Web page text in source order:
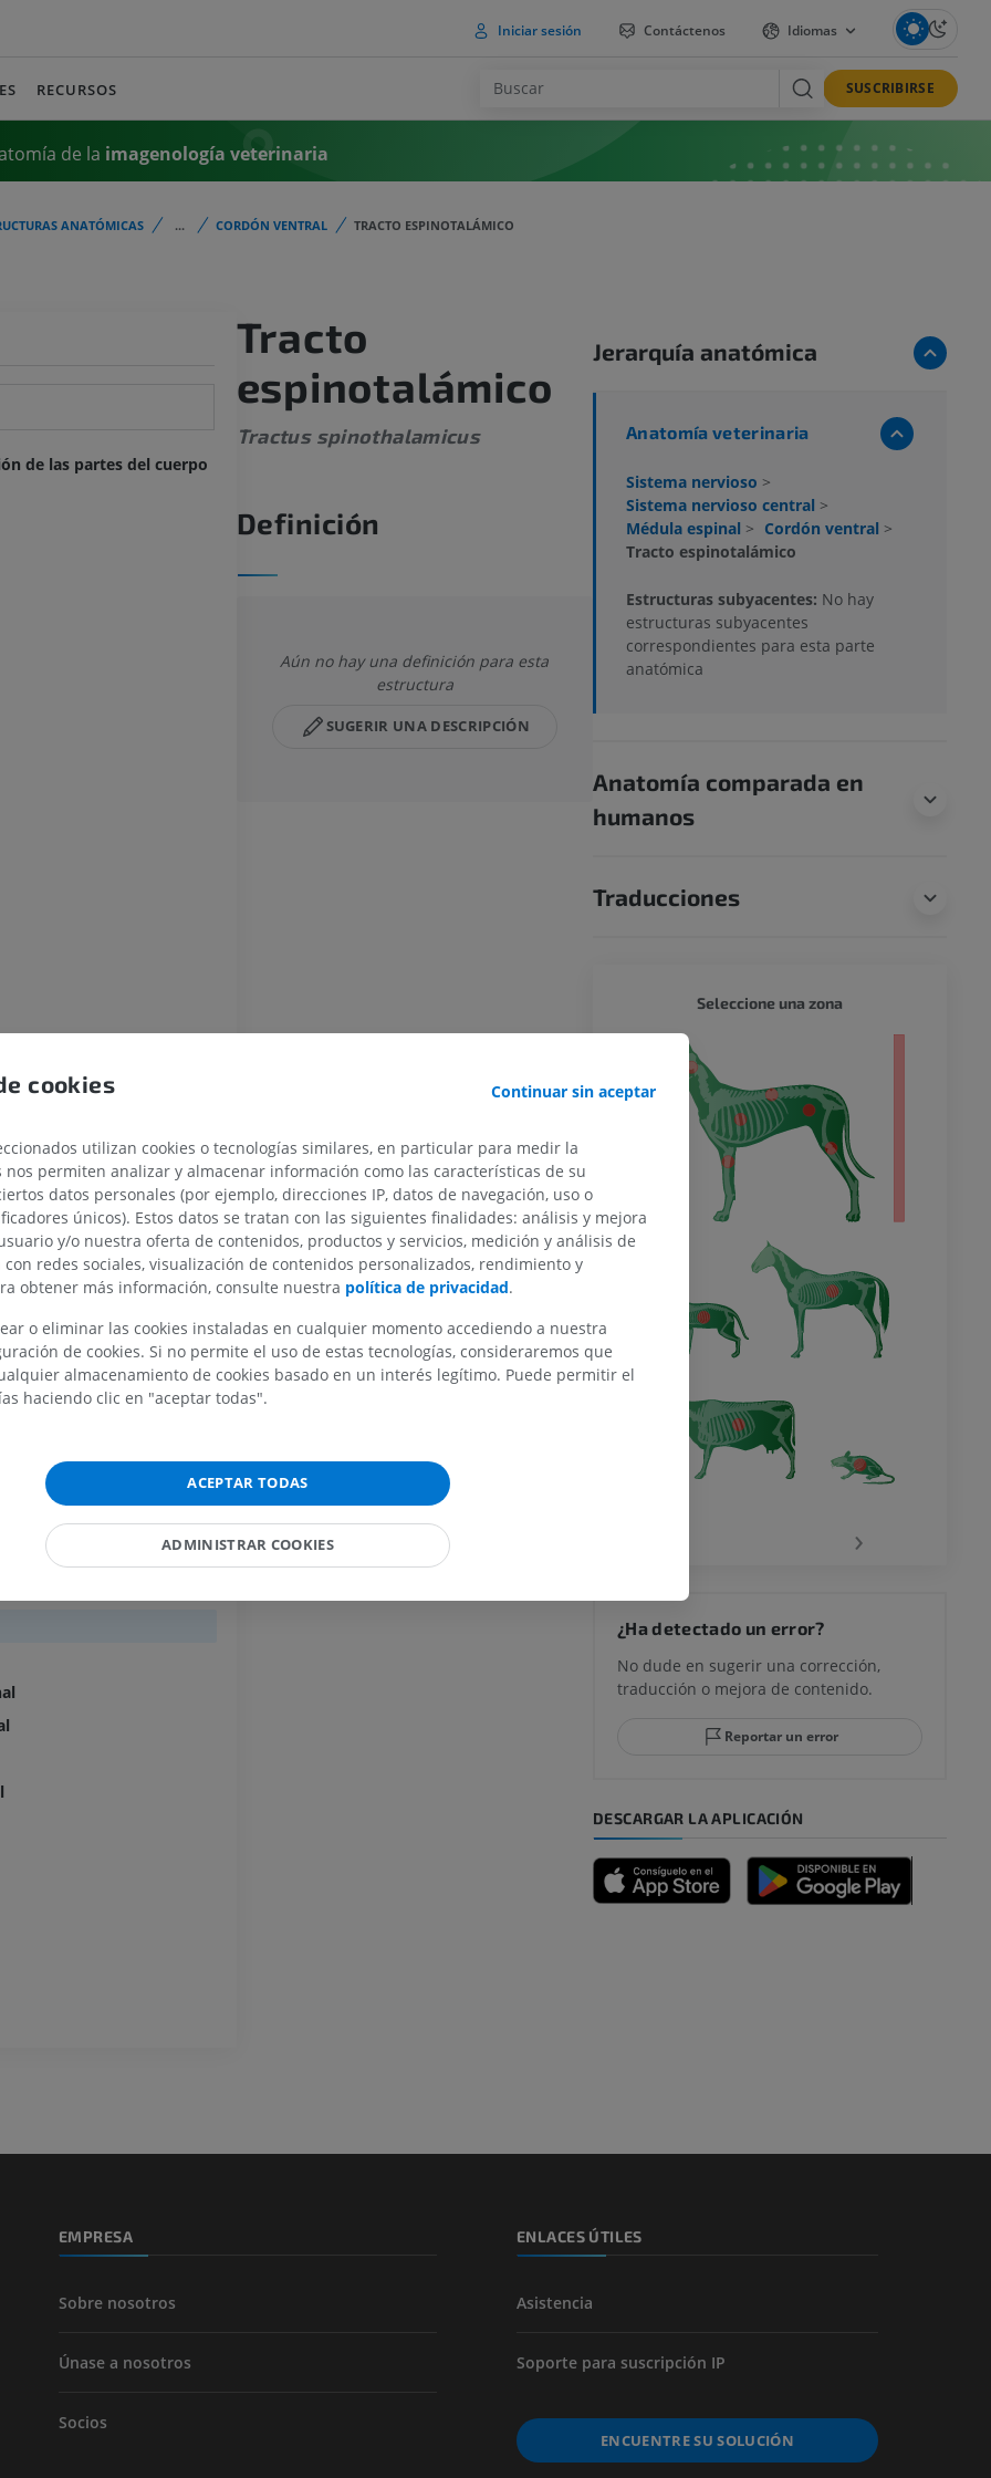
Iniciar sesión Contáctenos Idiomas
RECURSOS SUSCRIBIRSE
de la imagenología veterinaria
ANATÓMICAS ... CORDÓN VENTRAL TRACTO ESPINOTALÁMICO
de las partes del cuerpo
ventral
Tracto
espinotalámico
Tractus spinothalamicus
Definición
Aún no hay una definición para esta
estructura
SUGERIR UNA DESCRIPCIÓN
Jerarquía anatómica
Anatomía veterinaria
Sistema nervioso >
Sistema nervioso central >
Médula espinal > Cordón ventral >
Tracto espinotalámico
Estructuras subyacentes: No hay
estructuras subyacentes
correspondientes para esta parte
anatómica
Anatomía comparada en
humanos
Traducciones
Ilustraciones
Caballo - Osteología
Radiografía
GRATIS
Caballo - carpo
TAC
Caballo – Miología
Ilustraciones
Ilustraciones
Seleccione una zona
›
¿Ha detectado un error?
No dude en sugerir una corrección,
traducción o mejora de contenido.
Reportar un error
DESCARGAR LA APLICACIÓN
EMPRESA
Sobre nosotros
Únase a nosotros
Socios
ENLACES ÚTILES
Asistencia
Soporte para suscripción IP
ENCUENTRE SU SOLUCIÓN
cookies Continuar sin aceptar
utilizan cookies o tecnologías similares, en particular para medir la
nos permiten analizar y almacenar información como las características de su
datos personales (por ejemplo, direcciones IP, datos de navegación, uso o
únicos). Estos datos se tratan con las siguientes finalidades: análisis y mejora
y/o nuestra oferta de contenidos, productos y servicios, medición y análisis de
redes sociales, visualización de contenidos personalizados, rendimiento y
obtener más información, consulte nuestra política de privacidad.
o eliminar las cookies instaladas en cualquier momento accediendo a nuestra
de cookies. Si no permite el uso de estas tecnologías, consideraremos que
almacenamiento de cookies basado en un interés legítimo. Puede permitir el
haciendo clic en "aceptar todas".
ACEPTAR TODAS
ADMINISTRAR COOKIES